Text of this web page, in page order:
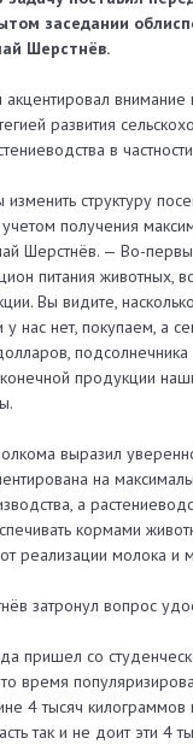
заседании
Шерстнёв.
акцентировал
развития
в
структуру
получения
Шерстнёв. — Во-
питания животных,
Вы видите,
нас нет, покупаем, а
продукции
выразил
на
а
кормами
реализации молока и
затронул вопрос
пришел со
то время
4 тысяч
так и не доит эти 4